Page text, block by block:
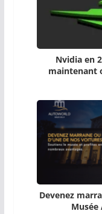
Nvidia en
maintenant
Devenez